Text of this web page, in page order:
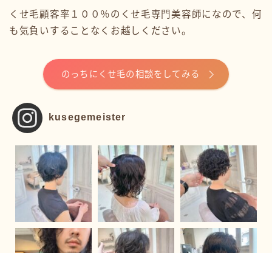
くせ毛顧客率１００％のくせ毛専門美容師になので、何
も気負いすることなくお越しください。
のっちにくせ毛の相談をしてみる
kusegemeister